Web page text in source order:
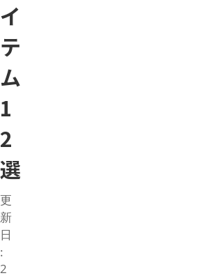
イ
テ
ム
1
2
選
更
新
日
:
2